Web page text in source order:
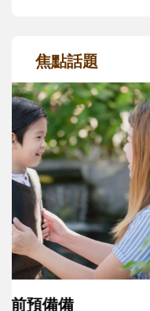
焦點話題
和孩子一起長大